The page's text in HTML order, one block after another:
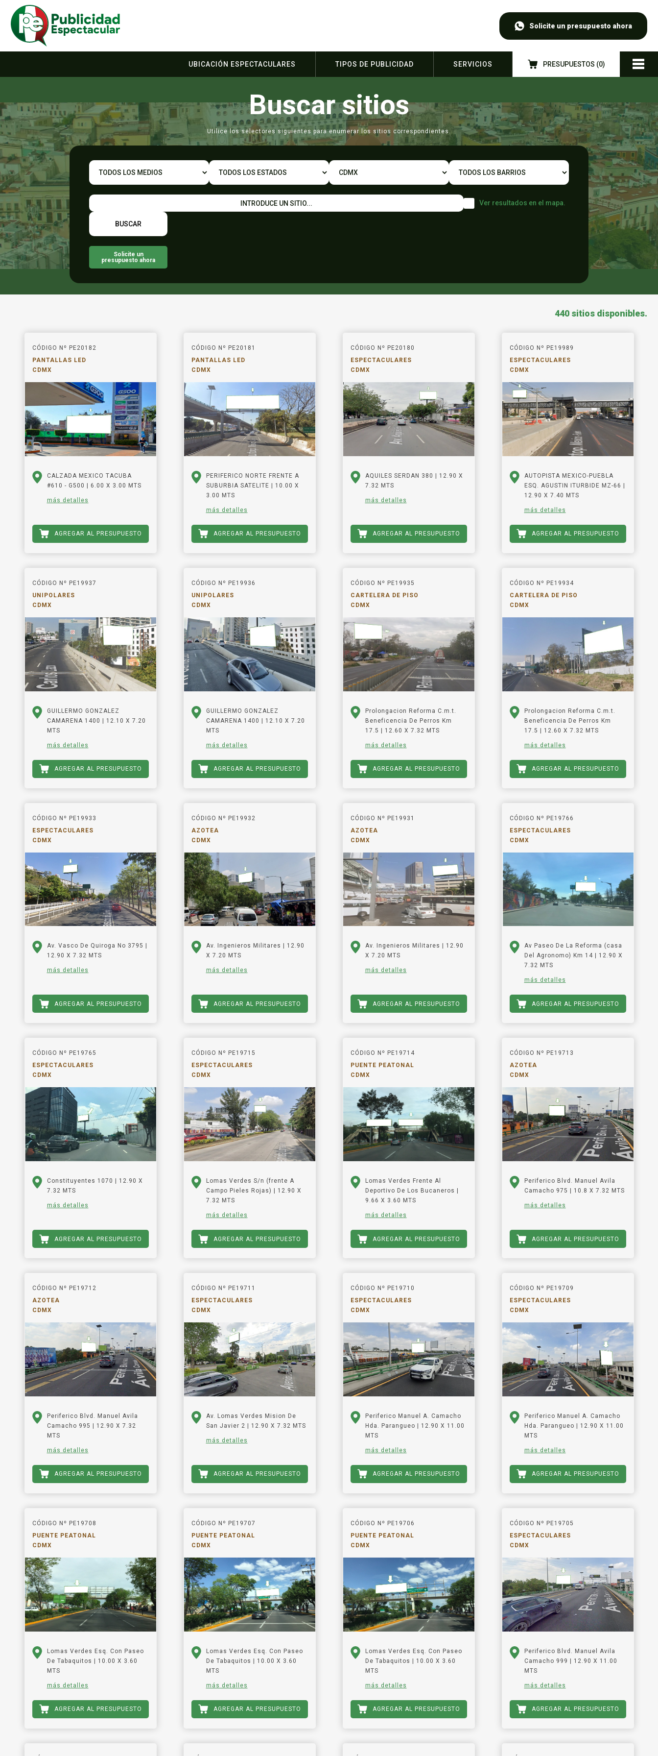
Solicite un presupuesto ahora
UBICACIÓN ESPECTACULARES TIPOS DE PUBLICIDAD SERVICIOS PRESUPUESTOS (0)
Buscar sitios
Utilice los selectores siguientes para enumerar los sitios correspondientes.
Ver resultados en el mapa.
Solicite un
presupuesto ahora
440 sitios disponibles.
CÓDIGO Nº PE20182
PANTALLAS LED
CDMX
CALZADA MEXICO TACUBA
#610 - G500 | 6.00 X 3.00 MTS
más detalles
AGREGAR AL PRESUPUESTO
CÓDIGO Nº PE20181
PANTALLAS LED
CDMX
PERIFERICO NORTE FRENTE A
SUBURBIA SATELITE | 10.00 X
3.00 MTS
más detalles
AGREGAR AL PRESUPUESTO
CÓDIGO Nº PE20180
ESPECTACULARES
CDMX
AQUILES SERDAN 380 | 12.90 X
7.32 MTS
más detalles
AGREGAR AL PRESUPUESTO
CÓDIGO Nº PE19989
ESPECTACULARES
CDMX
AUTOPISTA MEXICO-PUEBLA
ESQ. AGUSTIN ITURBIDE MZ-66 |
12.90 X 7.40 MTS
más detalles
AGREGAR AL PRESUPUESTO
CÓDIGO Nº PE19937
UNIPOLARES
CDMX
GUILLERMO GONZALEZ
CAMARENA 1400 | 12.10 X 7.20
MTS
más detalles
AGREGAR AL PRESUPUESTO
CÓDIGO Nº PE19936
UNIPOLARES
CDMX
GUILLERMO GONZALEZ
CAMARENA 1400 | 12.10 X 7.20
MTS
más detalles
AGREGAR AL PRESUPUESTO
CÓDIGO Nº PE19935
CARTELERA DE PISO
CDMX
Prolongacion Reforma C.m.t.
Beneficencia De Perros Km
17.5 | 12.60 X 7.32 MTS
más detalles
AGREGAR AL PRESUPUESTO
CÓDIGO Nº PE19934
CARTELERA DE PISO
CDMX
Prolongacion Reforma C.m.t.
Beneficencia De Perros Km
17.5 | 12.60 X 7.32 MTS
más detalles
AGREGAR AL PRESUPUESTO
CÓDIGO Nº PE19933
ESPECTACULARES
CDMX
Av. Vasco De Quiroga No 3795 |
12.90 X 7.32 MTS
más detalles
AGREGAR AL PRESUPUESTO
CÓDIGO Nº PE19932
AZOTEA
CDMX
Av. Ingenieros Militares | 12.90
X 7.20 MTS
más detalles
AGREGAR AL PRESUPUESTO
CÓDIGO Nº PE19931
AZOTEA
CDMX
Av. Ingenieros Militares | 12.90
X 7.20 MTS
más detalles
AGREGAR AL PRESUPUESTO
CÓDIGO Nº PE19766
ESPECTACULARES
CDMX
Av Paseo De La Reforma (casa
Del Agronomo) Km 14 | 12.90 X
7.32 MTS
más detalles
AGREGAR AL PRESUPUESTO
CÓDIGO Nº PE19765
ESPECTACULARES
CDMX
Constituyentes 1070 | 12.90 X
7.32 MTS
más detalles
AGREGAR AL PRESUPUESTO
CÓDIGO Nº PE19715
ESPECTACULARES
CDMX
Lomas Verdes S/n (frente A
Campo Pieles Rojas) | 12.90 X
7.32 MTS
más detalles
AGREGAR AL PRESUPUESTO
CÓDIGO Nº PE19714
PUENTE PEATONAL
CDMX
Lomas Verdes Frente Al
Deportivo De Los Bucaneros |
9.66 X 3.60 MTS
más detalles
AGREGAR AL PRESUPUESTO
CÓDIGO Nº PE19713
AZOTEA
CDMX
Periferico Blvd. Manuel Avila
Camacho 975 | 10.8 X 7.32 MTS
más detalles
AGREGAR AL PRESUPUESTO
CÓDIGO Nº PE19712
AZOTEA
CDMX
Periferico Blvd. Manuel Avila
Camacho 995 | 12.90 X 7.32
MTS
más detalles
AGREGAR AL PRESUPUESTO
CÓDIGO Nº PE19711
ESPECTACULARES
CDMX
Av. Lomas Verdes Mision De
San Javier 2 | 12.90 X 7.32 MTS
más detalles
AGREGAR AL PRESUPUESTO
CÓDIGO Nº PE19710
ESPECTACULARES
CDMX
Periferico Manuel A. Camacho
Hda. Parangueo | 12.90 X 11.00
MTS
más detalles
AGREGAR AL PRESUPUESTO
CÓDIGO Nº PE19709
ESPECTACULARES
CDMX
Periferico Manuel A. Camacho
Hda. Parangueo | 12.90 X 11.00
MTS
más detalles
AGREGAR AL PRESUPUESTO
CÓDIGO Nº PE19708
PUENTE PEATONAL
CDMX
Lomas Verdes Esq. Con Paseo
De Tabaquitos | 10.00 X 3.60
MTS
más detalles
AGREGAR AL PRESUPUESTO
CÓDIGO Nº PE19707
PUENTE PEATONAL
CDMX
Lomas Verdes Esq. Con Paseo
De Tabaquitos | 10.00 X 3.60
MTS
más detalles
AGREGAR AL PRESUPUESTO
CÓDIGO Nº PE19706
PUENTE PEATONAL
CDMX
Lomas Verdes Esq. Con Paseo
De Tabaquitos | 10.00 X 3.60
MTS
más detalles
AGREGAR AL PRESUPUESTO
CÓDIGO Nº PE19705
ESPECTACULARES
CDMX
Periferico Blvd. Manuel Avila
Camacho 999 | 12.90 X 11.00
MTS
más detalles
AGREGAR AL PRESUPUESTO